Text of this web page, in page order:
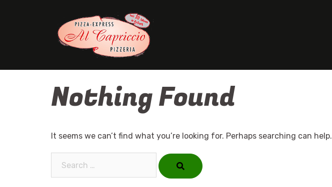
Nothing Found
It seems we can’t find what you’re looking for. Perhaps searching can help.